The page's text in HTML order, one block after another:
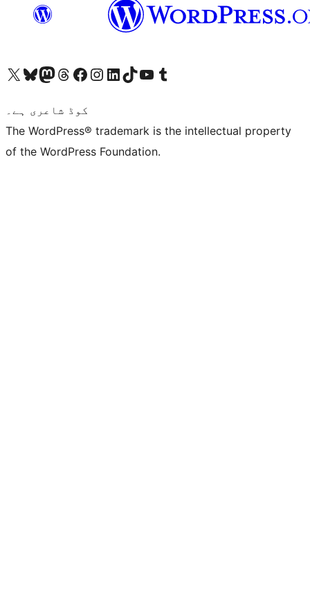
Visit our X (formerly Twitter) account
ہمارے بلیواسکائی اکاؤنٹ پر جائیں
Visit our Mastodon account
ہمارے ٹھریڈز اکاؤنٹ پر جائیں
Visit our Facebook page
Visit our Instagram account
Visit our LinkedIn account
ہمارے ٹک ٹاک اکاؤنٹ پر جائیں
Visit our YouTube channel
ہمارے ٹمبلر اکاؤنٹ پر جائیں
کوڈ شاعری ہے۔
The WordPress® trademark is the intellectual property
of the WordPress Foundation.